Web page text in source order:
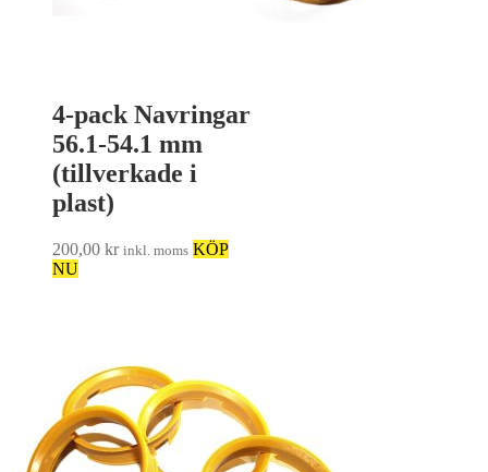
4-pack Navringar
56.1-54.1 mm
(tillverkade i
plast)
200,00 kr inkl. moms KÖP
NU